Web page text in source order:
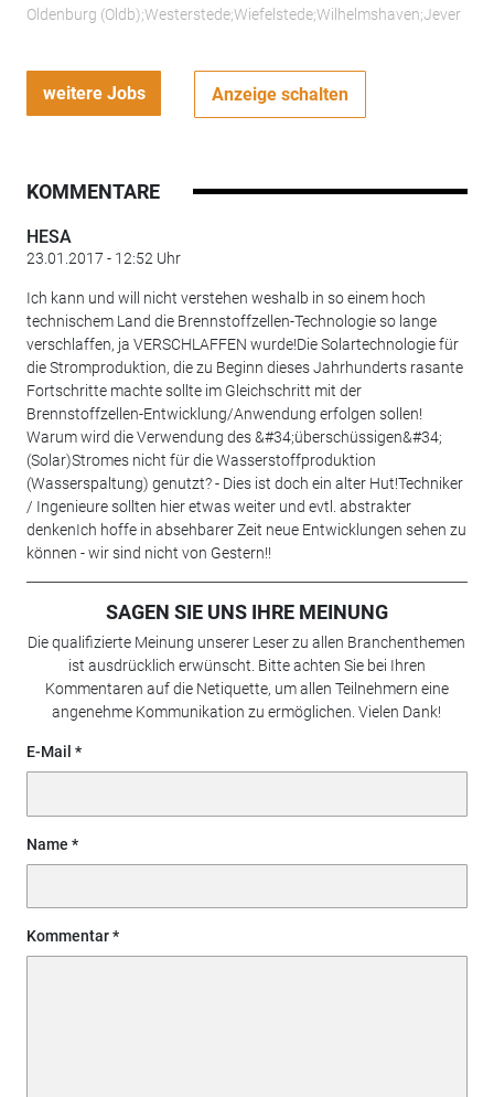
Oldenburg (Oldb);Westerstede;Wiefelstede;Wilhelmshaven;Jever
weitere Jobs Anzeige schalten
KOMMENTARE
HESA
23.01.2017 - 12:52 Uhr
Ich kann und will nicht verstehen weshalb in so einem hoch
technischem Land die Brennstoffzellen-Technologie so lange
verschlaffen, ja VERSCHLAFFEN wurde!Die Solartechnologie für
die Stromproduktion, die zu Beginn dieses Jahrhunderts rasante
Fortschritte machte sollte im Gleichschritt mit der
Brennstoffzellen-Entwicklung/Anwendung erfolgen sollen!
Warum wird die Verwendung des &#34;überschüssigen&#34;
(Solar)Stromes nicht für die Wasserstoffproduktion
(Wasserspaltung) genutzt? - Dies ist doch ein alter Hut!Techniker
/ Ingenieure sollten hier etwas weiter und evtl. abstrakter
denkenIch hoffe in absehbarer Zeit neue Entwicklungen sehen zu
können - wir sind nicht von Gestern!!
SAGEN SIE UNS IHRE MEINUNG
Die qualifizierte Meinung unserer Leser zu allen Branchenthemen
ist ausdrücklich erwünscht. Bitte achten Sie bei Ihren
Kommentaren auf die Netiquette, um allen Teilnehmern eine
angenehme Kommunikation zu ermöglichen. Vielen Dank!
E-Mail
Name
Kommentar